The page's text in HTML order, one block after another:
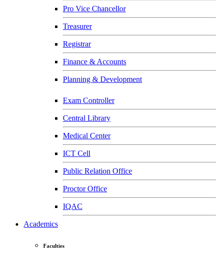
Pro Vice Chancellor
Treasurer
Registrar
Finance & Accounts
Planning & Development
Exam Controller
Central Library
Medical Center
ICT Cell
Public Relation Office
Proctor Office
IQAC
Academics
Faculties